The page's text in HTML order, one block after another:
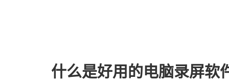
什么是好用的电脑录屏软